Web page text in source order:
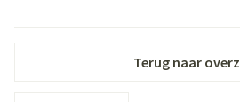
Terug naar